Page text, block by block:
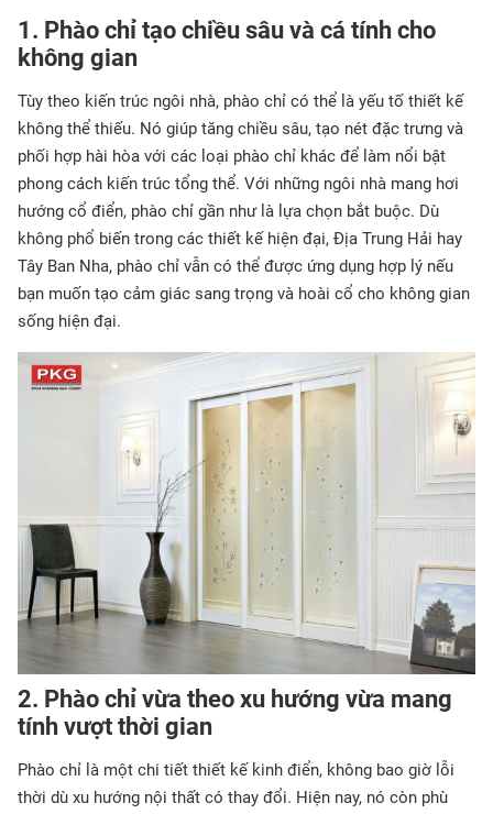
1. Phào chỉ tạo chiều sâu và cá tính cho
không gian
Tùy theo kiến trúc ngôi nhà, phào chỉ có thể là yếu tố thiết kế
không thể thiếu. Nó giúp tăng chiều sâu, tạo nét đặc trưng và
phối hợp hài hòa với các loại phào chỉ khác để làm nổi bật
phong cách kiến trúc tổng thể. Với những ngôi nhà mang hơi
hướng cổ điển, phào chỉ gần như là lựa chọn bắt buộc. Dù
không phổ biến trong các thiết kế hiện đại, Địa Trung Hải hay
Tây Ban Nha, phào chỉ vẫn có thể được ứng dụng hợp lý nếu
bạn muốn tạo cảm giác sang trọng và hoài cổ cho không gian
sống hiện đại.
2. Phào chỉ vừa theo xu hướng vừa mang
tính vượt thời gian
Phào chỉ là một chi tiết thiết kế kinh điển, không bao giờ lỗi
thời dù xu hướng nội thất có thay đổi. Hiện nay, nó còn phù